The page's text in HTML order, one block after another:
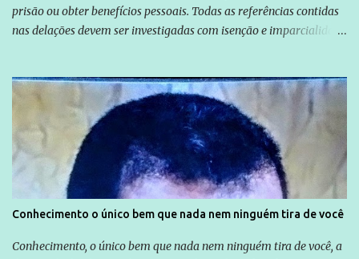
prisão ou obter benefícios pessoais. Todas as referências contidas
nas delações devem ser investigadas com isenção e imparcialidade
Globo manteve com o Grupo Odebrecht, citada na delação de
Emílio Odebrecht. Lula sempre atuou para promover o Brasil no
exterior, e não para promover determinadas empresas ou
empresários" Assina a nota o advogado Cristiano Zanin Martins
Conhecimento o único bem que nada nem ninguém tira de você
Conhecimento, o único bem que nada nem ninguém tira de você, a